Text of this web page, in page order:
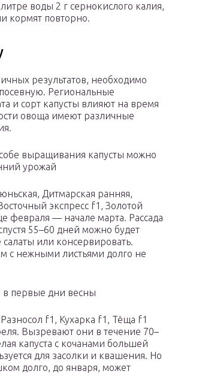
воды 2 г сернокислого калия,
кормят повторно.
результатов, необходимо
Региональные
и сорт капусты влияют на время
овоща имеют различные
выращивания капусты можно
урожай
Дитмарская ранняя,
экспресс f1, Золотой
февраля — начале марта. Рассада
55–60 дней можно будет
или консервировать.
с нежными листьями долго не
в первые дни весны
f1, Кухарка f1, Тёща f1
Вызревают они в течение 70–
капуста с кочанами большей
для засолки и квашения. Но
долго, до января, может